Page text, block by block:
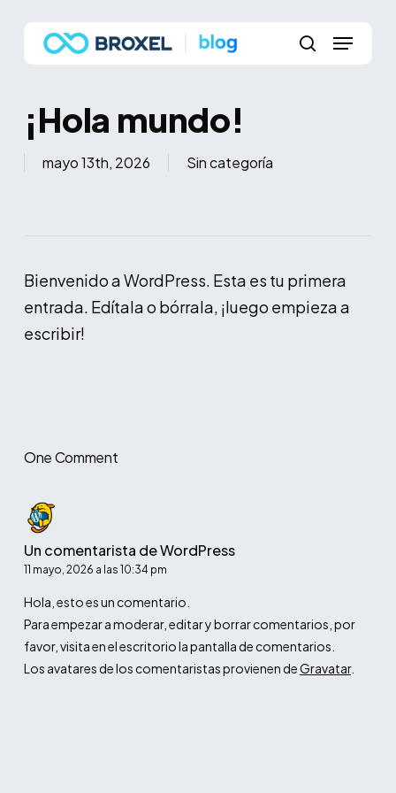
Menu
¡Hola mundo!
mayo 13th, 2026 Sin categoría
Bienvenido a WordPress. Esta es tu primera
entrada. Edítala o bórrala, ¡luego empieza a
escribir!
One Comment
Un comentarista de WordPress
11 mayo, 2026 a las 10:34 pm
Hola, esto es un comentario.
Para empezar a moderar, editar y borrar comentarios, por
favor, visita en el escritorio la pantalla de comentarios.
Los avatares de los comentaristas provienen deGravatar.